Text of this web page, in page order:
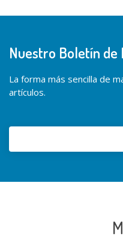
Nuestro Boletín de
La forma más sencilla de
artículos.